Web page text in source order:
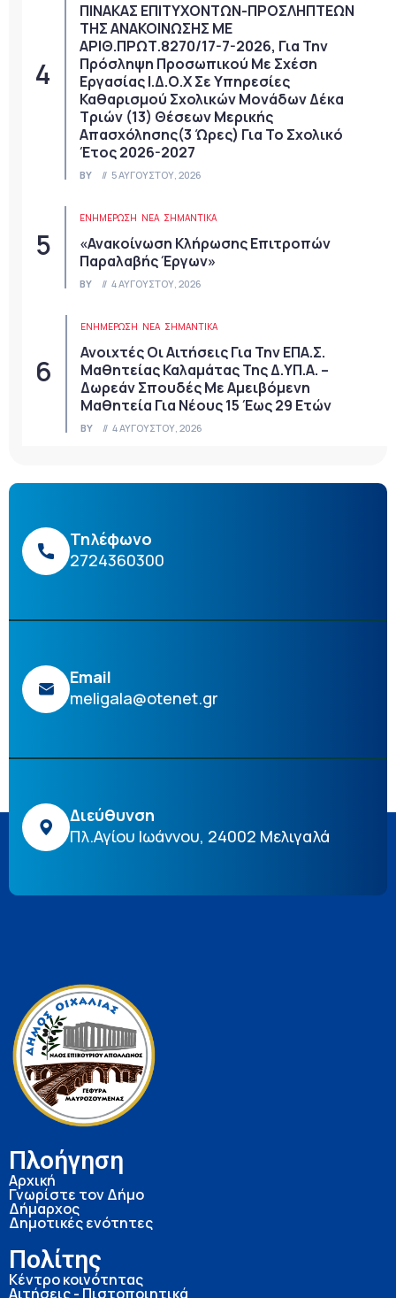
ΠΙΝΑΚΑΣ ΕΠΙΤΥΧΟΝΤΩΝ-ΠΡΟΣΛΗΠΤΕΩΝ
ΤΗΣ ΑΝΑΚΟΙΝΩΣΗΣ ΜΕ
ΑΡΙΘ.ΠΡΩΤ.8270/17-7-2026, Για Την
Πρόσληψη Προσωπικού Με Σχέση
Εργασίας Ι.Δ.Ο.Χ Σε Υπηρεσίες
Καθαρισμού Σχολικών Μονάδων Δέκα
Τριών (13) Θέσεων Μερικής
Απασχόλησης(3 Ώρες) Για Το Σχολικό
Έτος 2026-2027
BY 5 ΑΥΓΟΎΣΤΟΥ, 2026
ΕΝΗΜΕΡΩΣΗ ΝΈΑ ΣΗΜΑΝΤΙΚΆ
«Ανακοίνωση Κλήρωσης Επιτροπών
Παραλαβής Έργων»
BY 4 ΑΥΓΟΎΣΤΟΥ, 2026
ΕΝΗΜΕΡΩΣΗ ΝΈΑ ΣΗΜΑΝΤΙΚΆ
Ανοιχτές Οι Αιτήσεις Για Την ΕΠΑ.Σ.
Μαθητείας Καλαμάτας Της Δ.ΥΠ.Α. –
Δωρεάν Σπουδές Με Αμειβόμενη
Μαθητεία Για Νέους 15 Έως 29 Ετών
BY 4 ΑΥΓΟΎΣΤΟΥ, 2026
Τηλέφωνο
2724360300
Email
meligala@otenet.gr
Διεύθυνση
Πλ.Αγίου Ιωάννου, 24002 Μελιγαλά
Πλοήγηση
Αρχική
Γνωρίστε τον Δήμο
Δήμαρχος
Δημοτικές ενότητες
Πολίτης
Κέντρο κοινότητας
Αιτήσεις - Πιστοποιητικά